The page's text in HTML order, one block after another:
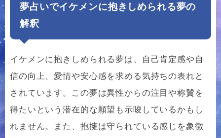
夢占いでイケメンに抱きしめられる夢の
解釈
イケメンに抱きしめられる夢は、自己肯定感や自
信の向上、愛情や安心感を求める気持ちの表れと
されています。この夢は異性からの注目や称賛を
得たいという潜在的な願望も示唆しているかもし
れません。また、抱擁は守られている感じを象徴